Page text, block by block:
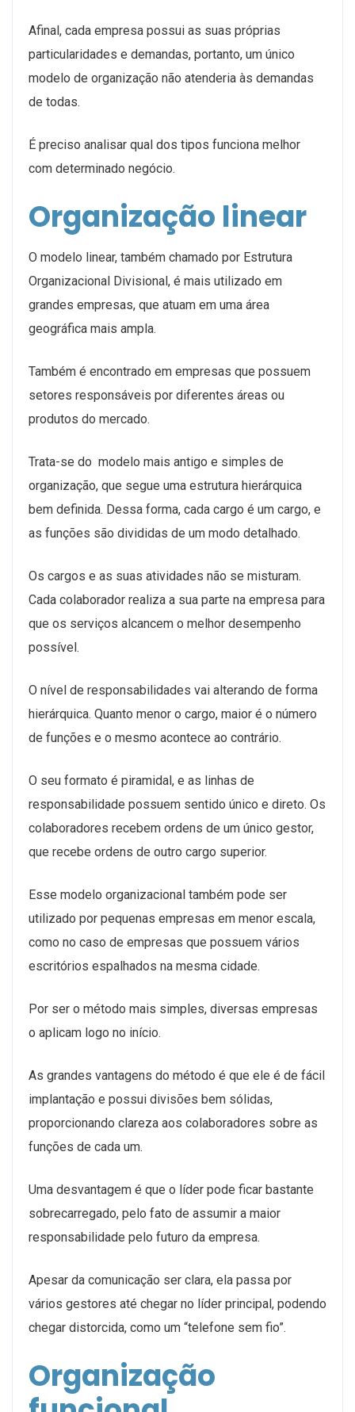
Afinal, cada empresa possui as suas próprias
particularidades e demandas, portanto, um único
modelo de organização não atenderia às demandas
de todas.
É preciso analisar qual dos tipos funciona melhor
com determinado negócio.
Organização linear
O modelo linear, também chamado por Estrutura
Organizacional Divisional, é mais utilizado em
grandes empresas, que atuam em uma área
geográfica mais ampla.
Também é encontrado em empresas que possuem
setores responsáveis por diferentes áreas ou
produtos do mercado.
Trata-se do modelo mais antigo e simples de
organização, que segue uma estrutura hierárquica
bem definida. Dessa forma, cada cargo é um cargo, e
as funções são divididas de um modo detalhado.
Os cargos e as suas atividades não se misturam.
Cada colaborador realiza a sua parte na empresa para
que os serviços alcancem o melhor desempenho
possível.
O nível de responsabilidades vai alterando de forma
hierárquica. Quanto menor o cargo, maior é o número
de funções e o mesmo acontece ao contrário.
O seu formato é piramidal, e as linhas de
responsabilidade possuem sentido único e direto. Os
colaboradores recebem ordens de um único gestor,
que recebe ordens de outro cargo superior.
Esse modelo organizacional também pode ser
utilizado por pequenas empresas em menor escala,
como no caso de empresas que possuem vários
escritórios espalhados na mesma cidade.
Por ser o método mais simples, diversas empresas
o aplicam logo no início.
As grandes vantagens do método é que ele é de fácil
implantação e possui divisões bem sólidas,
proporcionando clareza aos colaboradores sobre as
funções de cada um.
Uma desvantagem é que o líder pode ficar bastante
sobrecarregado, pelo fato de assumir a maior
responsabilidade pelo futuro da empresa.
Apesar da comunicação ser clara, ela passa por
vários gestores até chegar no líder principal, podendo
chegar distorcida, como um “telefone sem fio”.
Organização